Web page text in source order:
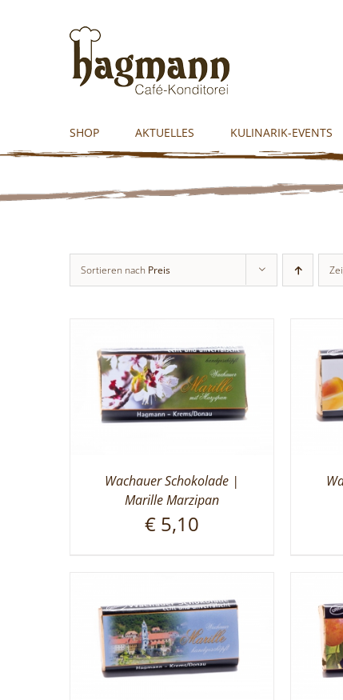
SHOP AKTUELLES KULINARIK-EVENTS
Sortieren nach Preis
Wachauer Schokolade |
Marille Marzipan
€ 5,10